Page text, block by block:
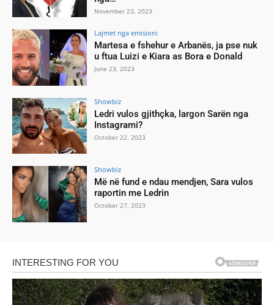
November 23, 2023
Lajmet nga emisioni
Martesa e fshehur e Arbanës, ja pse nuk
u ftua Luizi e Kiara as Bora e Donald
June 23, 2023
Showbiz
Ledri vulos gjithçka, largon Sarën nga
Instagrami?
October 22, 2023
Showbiz
Më në fund e ndau mendjen, Sara vulos
raportin me Ledrin
October 27, 2023